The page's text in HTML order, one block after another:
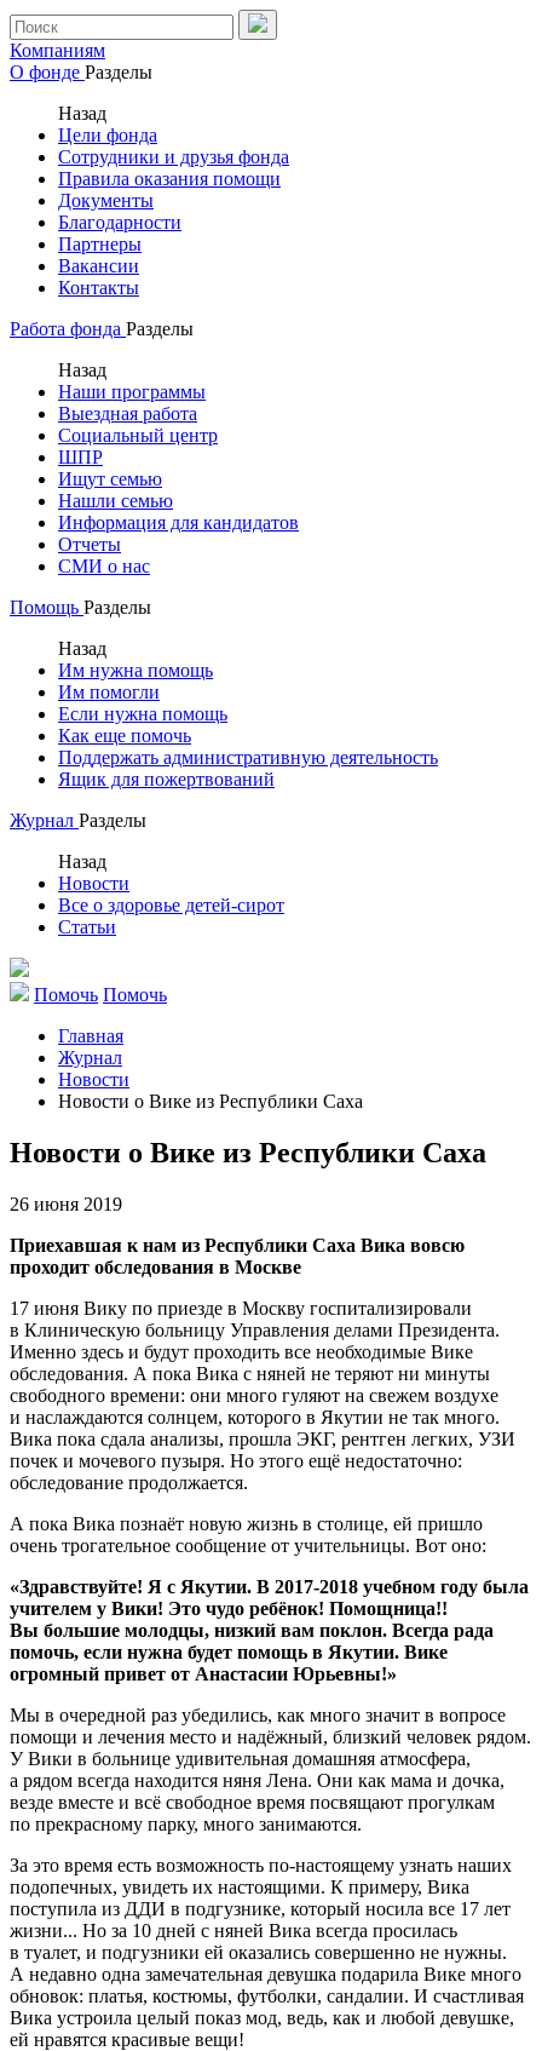
Компаниям
О фонде Разделы
Назад
Цели фонда
Сотрудники и друзья фонда
Правила оказания помощи
Документы
Благодарности
Партнеры
Вакансии
Контакты
Работа фонда Разделы
Назад
Наши программы
Выездная работа
Социальный центр
ШПР
Ищут семью
Нашли семью
Информация для кандидатов
Отчеты
СМИ о нас
Помощь Разделы
Назад
Им нужна помощь
Им помогли
Если нужна помощь
Как еще помочь
Поддержать административную деятельность
Ящик для пожертвований
Журнал Разделы
Назад
Новости
Все о здоровье детей-сирот
Статьи
Помочь Помочь
Главная
Журнал
Новости
Новости о Вике из Республики Саха
Новости о Вике из Республики Саха
26 июня 2019
Приехавшая к нам из Республики Саха Вика вовсю
проходит обследования в Москве
17 июня Вику по приезде в Москву госпитализировали
в Клиническую больницу Управления делами Президента.
Именно здесь и будут проходить все необходимые Вике
обследования. А пока Вика с няней не теряют ни минуты
свободного времени: они много гуляют на свежем воздухе
и наслаждаются солнцем, которого в Якутии не так много.
Вика пока сдала анализы, прошла ЭКГ, рентген легких, УЗИ
почек и мочевого пузыря. Но этого ещё недостаточно:
обследование продолжается.
А пока Вика познаёт новую жизнь в столице, ей пришло
очень трогательное сообщение от учительницы. Вот оно:
«Здравствуйте! Я с Якутии. В 2017-2018 учебном году была
учителем у Вики! Это чудо ребёнок! Помощница!!
Вы большие молодцы, низкий вам поклон. Всегда рада
помочь, если нужна будет помощь в Якутии. Вике
огромный привет от Анастасии Юрьевны!»
Мы в очередной раз убедились, как много значит в вопросе
помощи и лечения место и надёжный, близкий человек рядом.
У Вики в больнице удивительная домашняя атмосфера,
а рядом всегда находится няня Лена. Они как мама и дочка,
везде вместе и всё свободное время посвящают прогулкам
по прекрасному парку, много занимаются.
За это время есть возможность по-настоящему узнать наших
подопечных, увидеть их настоящими. К примеру, Вика
поступила из ДДИ в подгузнике, который носила все 17 лет
жизни... Но за 10 дней с няней Вика всегда просилась
в туалет, и подгузники ей оказались совершенно не нужны.
А недавно одна замечательная девушка подарила Вике много
обновок: платья, костюмы, футболки, сандалии. И счастливая
Вика устроила целый показ мод, ведь, как и любой девушке,
ей нравятся красивые вещи!